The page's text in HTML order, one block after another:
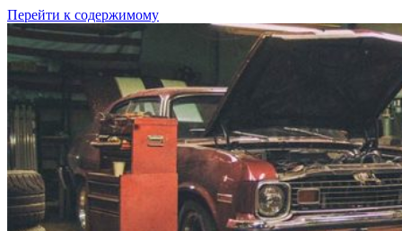
Перейти к содержимому